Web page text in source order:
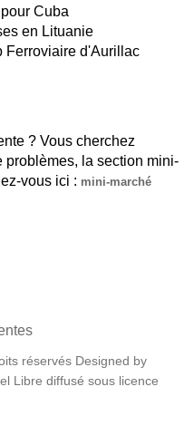
Cuba
en Lituanie
d'Aurillac
? Vous cherchez
la section mini-
vous ici : mini-marché
réservés Designed by
Libre diffusé sous licence